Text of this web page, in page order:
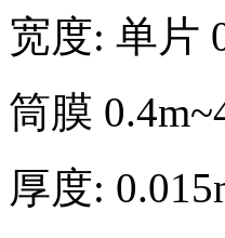
宽度: 单片
筒膜
厚度: